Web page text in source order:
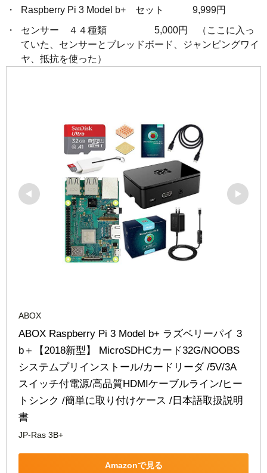
Raspberry Pi 3 Model b+ セット 9,999円
センサー ４４種類 5,000円 （ここに入っ
ていた、センサーとブレッドボード、ジャンピングワイ
ヤ、抵抗を使った）
ABOX
ABOX Raspberry Pi 3 Model b+ ラズベリーパイ 3
b＋【2018新型】 MicroSDHCカード32G/NOOBS
システムプリインストール/カードリーダ /5V/3A
スイッチ付電源/高品質HDMIケーブルライン/ヒー
トシンク /簡単に取り付けケース /日本語取扱説明
書
JP-Ras 3B+
Amazonで見る